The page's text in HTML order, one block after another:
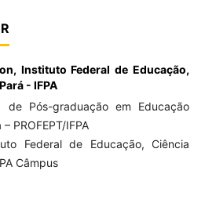
Instituto Federal de Educação,
- IFPA
de Pós-graduação em Educação
PROFEPT/IFPA
Federal de Educação, Ciência
Câmpus